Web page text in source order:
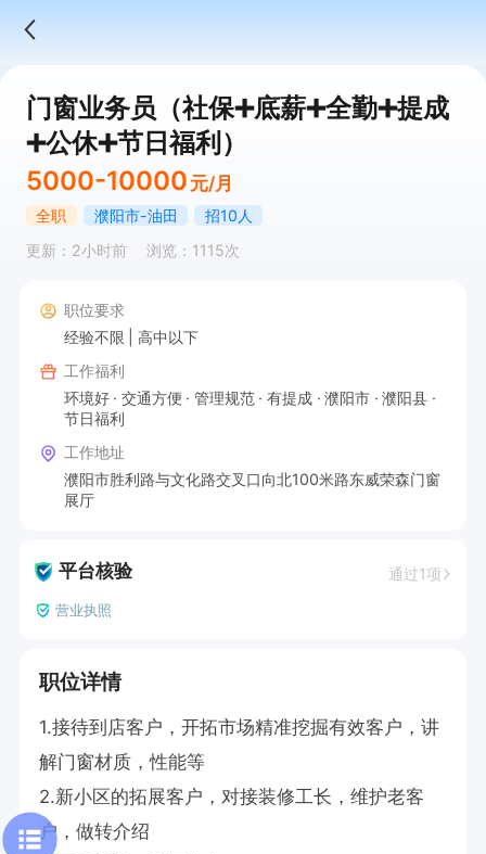
门窗业务员（社保➕底薪➕全勤➕提成
➕公休➕节日福利）
5000-10000 元/月
全职 濮阳市-油田
招10人
更新：2小时前
浏览：1115次
职位要求
经验不限
高中以下
工作福利
环境好
交通方便 管理规范 有提成 濮阳市
濮阳县
节日福利
工作地址
濮阳市胜利路与文化路交叉口向北100米路东威荣森门窗
展厅
平台核验 通过1项
营业执照
职位详情
1.接待到店客户，开拓市场精准挖掘有效客户，讲
解门窗材质，性能等
2.新小区的拓展客户，对接装修工长，维护老客
户，做转介绍